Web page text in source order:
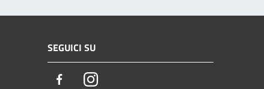
SEGUICI SU
FacebookInstagram